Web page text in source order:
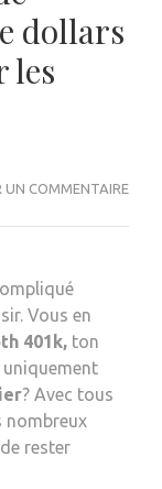
dollars
les
UN COMMENTAIRE
Vous en
401k, ton
uniquement
? Avec tous
nombreux
rester